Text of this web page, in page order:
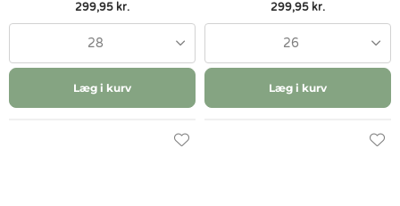
299,95 kr.
28
Læg i kurv
299,95 kr.
26
Læg i kurv